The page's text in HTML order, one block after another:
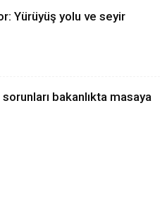
Yürüyüş yolu ve seyir
bakanlıkta masaya